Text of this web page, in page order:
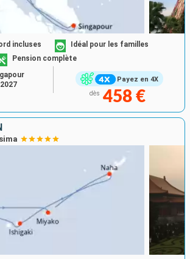
Payez en 4X
incluses
Idéal pour les familles
Pension complète
dès 458 €